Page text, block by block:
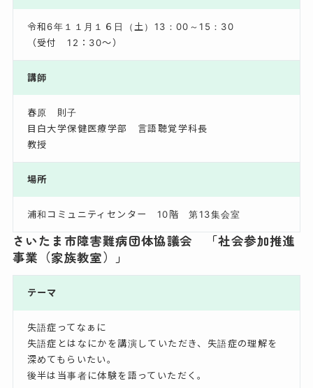
令和6年１１月１６日（土）13：00～15：30
（受付 12：30～）
講師
春原 則子
目白大学保健医療学部 言語聴覚学科長
教授
場所
浦和コミュニティセンター 10階 第13集会室
さいたま市障害難病団体協議会 「社会参加推進
事業（家族教室）」
テーマ
失語症ってなぁに
失語症とはなにかを講演していただき、失語症の理解を
深めてもらいたい。
後半は当事者に体験を語っていただく。